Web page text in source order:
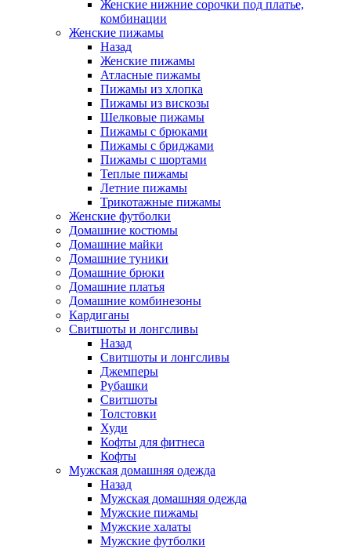
Женские нижние сорочки под платье,
комбинации
Женские пижамы
Назад
Женские пижамы
Атласные пижамы
Пижамы из хлопка
Пижамы из вискозы
Шелковые пижамы
Пижамы с брюками
Пижамы с бриджами
Пижамы с шортами
Теплые пижамы
Летние пижамы
Трикотажные пижамы
Женские футболки
Домашние костюмы
Домашние майки
Домашние туники
Домашние брюки
Домашние платья
Домашние комбинезоны
Кардиганы
Свитшоты и лонгсливы
Назад
Свитшоты и лонгсливы
Джемперы
Рубашки
Свитшоты
Толстовки
Худи
Кофты для фитнеса
Кофты
Мужская домашняя одежда
Назад
Мужская домашняя одежда
Мужские пижамы
Мужские халаты
Мужские футболки